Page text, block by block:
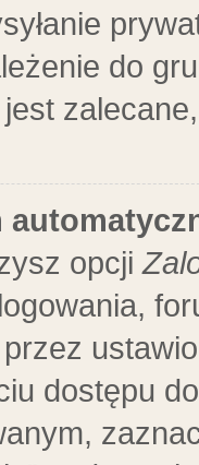
do
opcji
dostępu